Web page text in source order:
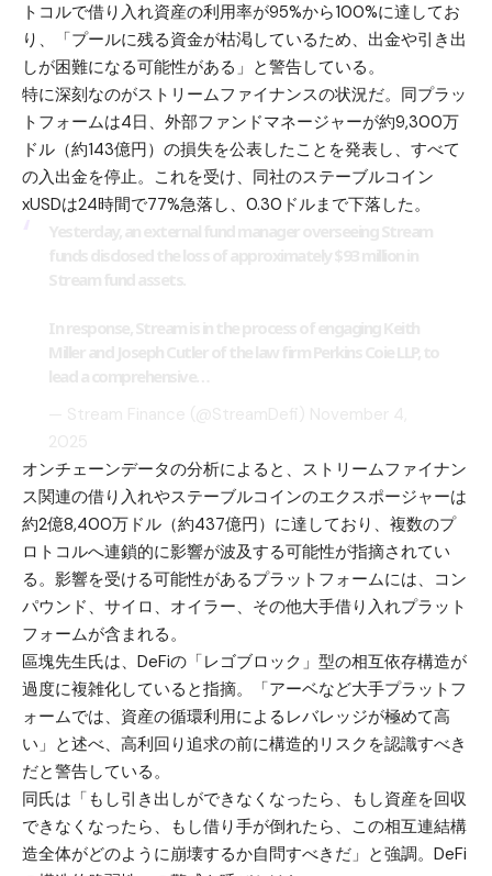
トコルで借り入れ資産の利用率が95%から100%に達してお
り、「プールに残る資金が枯渇しているため、出金や引き出
しが困難になる可能性がある」と警告している。
特に深刻なのがストリームファイナンスの状況だ。同プラッ
トフォームは4日、外部ファンドマネージャーが約9,300万
ドル（約143億円）の損失を公表したことを発表し、すべて
の入出金を停止。これを受け、同社のステーブルコイン
xUSDは24時間で77%急落し、0.30ドルまで下落した。
オンチェーンデータの分析によると、ストリームファイナン
ス関連の借り入れやステーブルコインのエクスポージャーは
約2億8,400万ドル（約437億円）に達しており、複数のプ
ロトコルへ連鎖的に影響が波及する可能性が指摘されてい
る。影響を受ける可能性があるプラットフォームには、コン
パウンド、サイロ、オイラー、その他大手借り入れプラット
フォームが含まれる。
區塊先生氏は、DeFiの「レゴブロック」型の相互依存構造が
過度に複雑化していると指摘。「アーベなど大手プラットフ
ォームでは、資産の循環利用によるレバレッジが極めて高
い」と述べ、高利回り追求の前に構造的リスクを認識すべき
だと警告している。
同氏は「もし引き出しができなくなったら、もし資産を回収
できなくなったら、もし借り手が倒れたら、この相互連結構
造全体がどのように崩壊するか自問すべきだ」と強調。DeFi